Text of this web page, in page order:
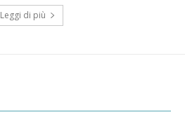
Leggi di più